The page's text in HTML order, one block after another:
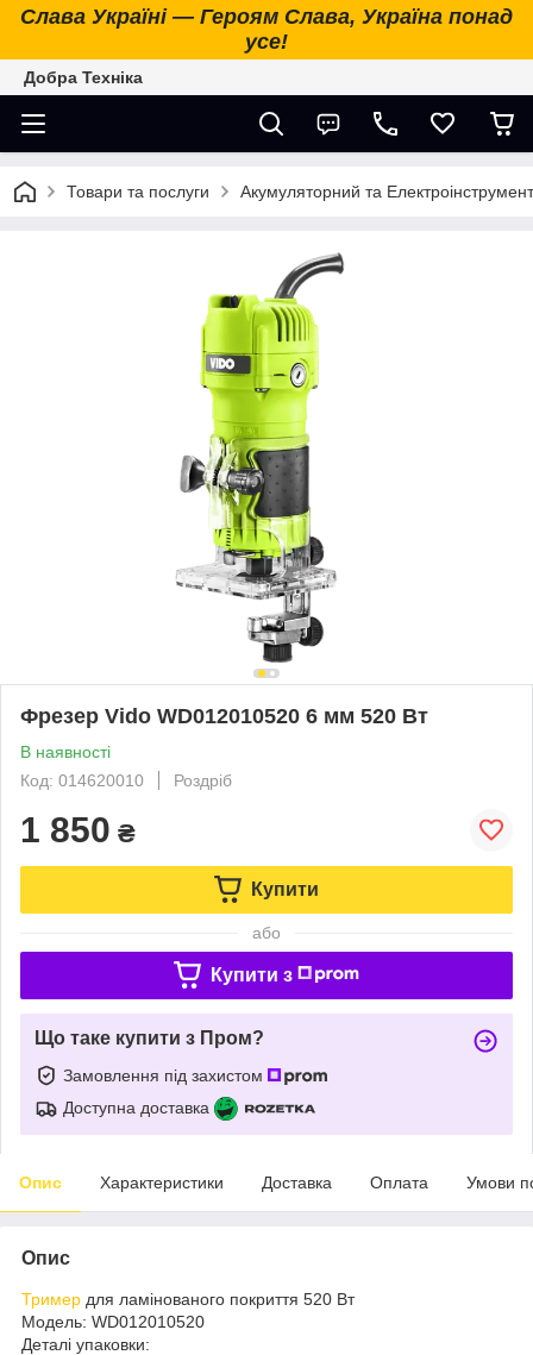
Слава Україні — Героям Слава, Україна понад
усе!
Добра Техніка
Товари та послуги Акумуляторний та Електроінструмент
Фрезер Vido WD012010520 6 мм 520 Вт
В наявності
Код: 014620010
Роздріб
1 850 ₴
Купити
або
Купити з
Що таке купити з Пром?
Замовлення під захистом
Доступна доставка
Опис Характеристики Доставка Оплата Умови
Опис
Тример для ламінованого покриття 520 Вт
Модель: WD012010520
Деталі упаковки: